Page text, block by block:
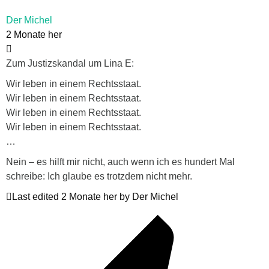
Der Michel
2 Monate her
Zum Justizskandal um Lina E:
Wir leben in einem Rechtsstaat.
Wir leben in einem Rechtsstaat.
Wir leben in einem Rechtsstaat.
Wir leben in einem Rechtsstaat.
…
Nein – es hilft mir nicht, auch wenn ich es hundert Mal
schreibe: Ich glaube es trotzdem nicht mehr.
Last edited 2 Monate her by Der Michel